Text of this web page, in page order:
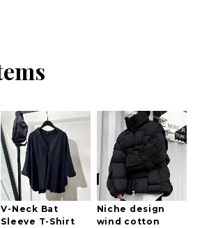
V-Neck Bat
Sleeve T-Shirt
Niche design
wind cotton